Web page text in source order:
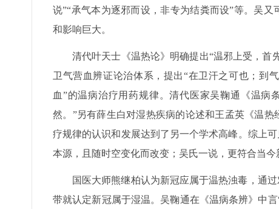
说”“承气本为逐邪而设，非专为结粪而设”等。吴
和影响巨大。
清代叶天士《温热论》明确提出“温邪上受，首
卫气营血辨证论治体系，提出“在卫汗之可也；
血”的温病治疗用药规律。清代医家吴鞠通《温病
然。”另有薛生白对湿热疾病的论述和王孟英《温
疗规律的认识和发展达到了另一个学术高峰。综上
本源，且随时空变化而改变；吴氏一说，更符合当今
国医大师熊继柏认为新冠应属于温热浊毒，通
带就认定新冠属于湿温。吴鞠通在《温病条辨》中